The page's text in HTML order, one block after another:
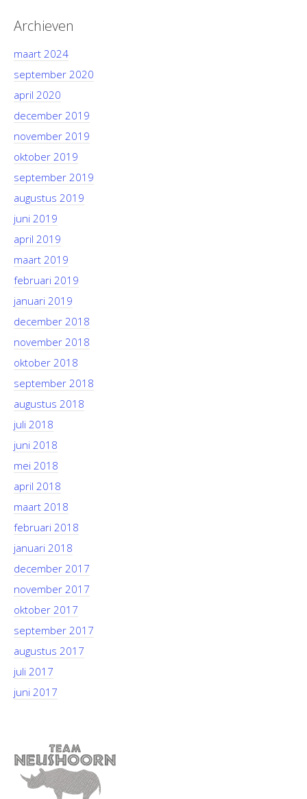
Archieven
maart 2024
september 2020
april 2020
december 2019
november 2019
oktober 2019
september 2019
augustus 2019
juni 2019
april 2019
maart 2019
februari 2019
januari 2019
december 2018
november 2018
oktober 2018
september 2018
augustus 2018
juli 2018
juni 2018
mei 2018
april 2018
maart 2018
februari 2018
januari 2018
december 2017
november 2017
oktober 2017
september 2017
augustus 2017
juli 2017
juni 2017